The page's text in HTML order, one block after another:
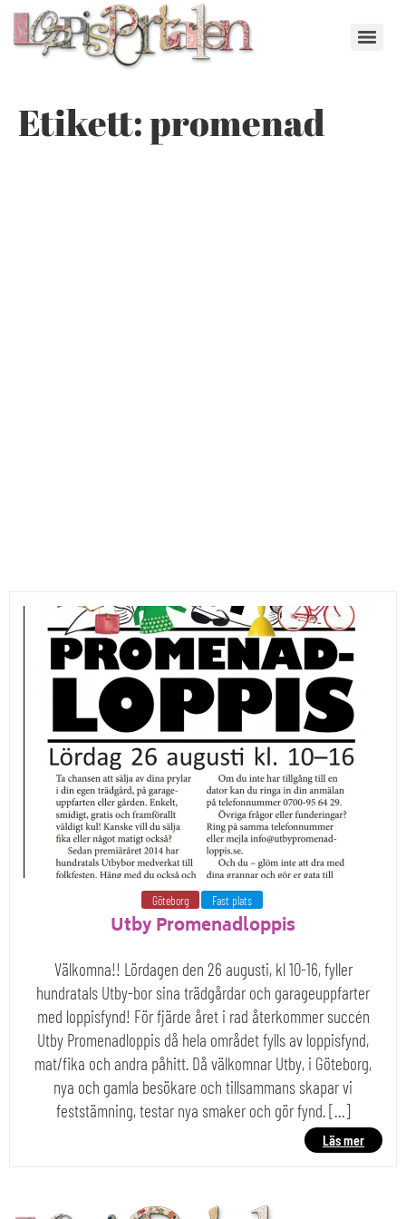
Etikett:promenad
Göteborg Fast plats
Utby Promenadloppis
Välkomna!! Lördagen den 26 augusti, kl 10-16, fyller
hundratals Utby-bor sina trädgårdar och garageuppfarter
med loppisfynd! För fjärde året i rad återkommer succén
Utby Promenadloppis då hela området fylls av loppisfynd,
mat/fika och andra påhitt. Då välkomnar Utby, i Göteborg,
nya och gamla besökare och tillsammans skapar vi
feststämning, testar nya smaker och gör fynd. […]
Läs mer